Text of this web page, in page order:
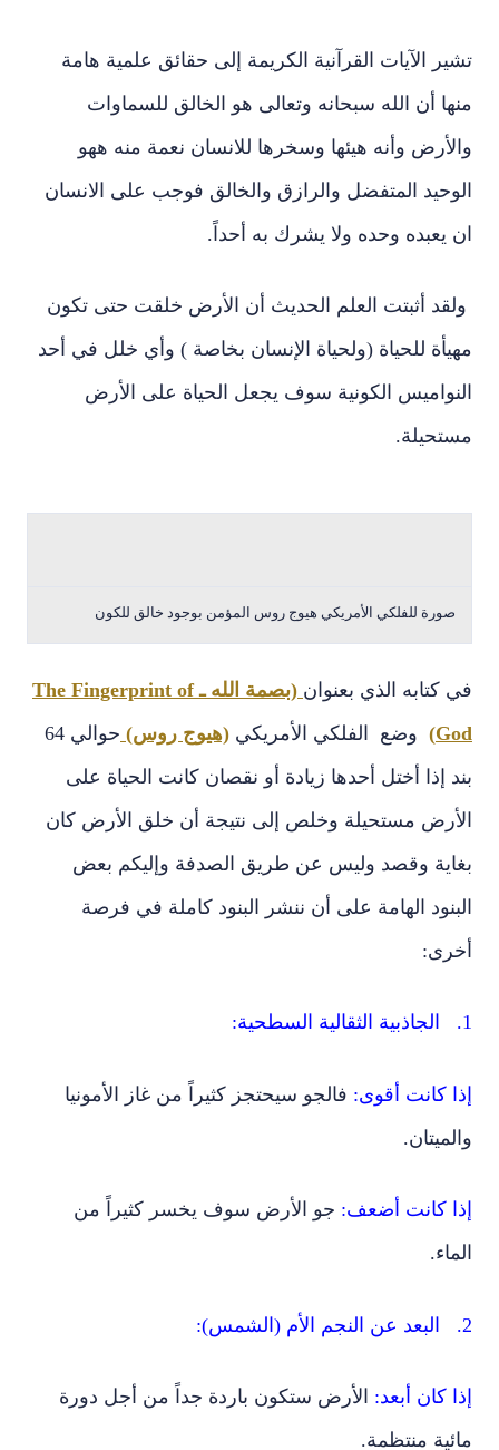
تشير الآيات القرآنية الكريمة إلى حقائق علمية هامة
منها أن الله سبحانه وتعالى هو الخالق للسماوات
والأرض وأنه هيئها وسخرها للانسان نعمة منه ههو
الوحيد المتفضل والرازق والخالق فوجب على الانسان
ان يعبده وحده ولا يشرك به أحداً.
ولقد أثبتت العلم الحديث أن الأرض خلقت حتى تكون
مهيأة للحياة (ولحياة الإنسان بخاصة ) وأي خلل في أحد
النواميس الكونية سوف يجعل الحياة على الأرض
مستحيلة.
صورة للفلكي الأمريكي هيوج روس المؤمن بوجود خالق للكون
في كتابه الذي بعنوان
(بصمة الله ـ The Fingerprint of
God) وضع الفلكي الأمريكي (هيوج روس)
حوالي 64
بند إذا أختل أحدها زيادة أو نقصان كانت الحياة على
الأرض مستحيلة وخلص إلى نتيجة أن خلق الأرض كان
بغاية وقصد وليس عن طريق الصدفة وإليكم بعض
البنود الهامة على أن ننشر البنود كاملة في فرصة
أخرى:
إذا كانت أقوى:فالجو سيحتجز كثيراً من غاز الأمونيا
والميتان.
إذا كانت أضعف:جو الأرض سوف يخسر كثيراً من
الماء.
إذا كان أبعد:الأرض ستكون باردة جداً من أجل دورة
مائية منتظمة.